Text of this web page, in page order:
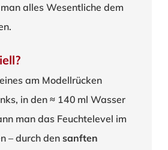
alles Wesentliche dem
am Modellrücken
in den ≈ 140 ml Wasser
man das Feuchtelevel im
– durch den sanften